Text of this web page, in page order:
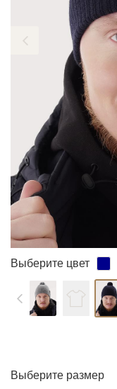
Выберите цвет
Выберите размер